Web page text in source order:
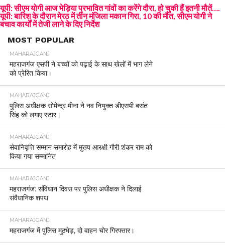
यूपी: सीएम योगी आज भेड़िया प्रभावित गांवों का करेंगे दौरा, हो चुकी हैं इतनी मौतें….
यूपी: बारिश के दौरान मेरठ में तीन मंजिला मकान गिरा, 10 की मौत, सीएम योगी ने
बचाव कार्यों में तेजी लाने के दिए निर्देश
MOST POPULAR
MAHARAJGANJ
महराजगंज एसपी ने बच्चों को पढ़ाई के साथ खेलों में भाग लेने
को प्रेरित किया।
MAHARAJGANJ
पुलिस अधीक्षक सोमेन्द्र मीना ने नव नियुक्त डीएसपी बसंत
सिंह को लगाए स्टार।
MAHARAJGANJ
सेवानिवृत्ति सम्मान समारोह में मुख्य आरक्षी गौरी शंकर राम को
किया गया सम्मानित
MAHARAJGANJ
महराजगंज: संविधान दिवस पर पुलिस अधीक्षक ने दिलाई
संवैधानिक शपथ
MAHARAJGANJ
महराजगंज में पुलिस मुठभेड़, दो वाहन चोर गिरफ्तार।